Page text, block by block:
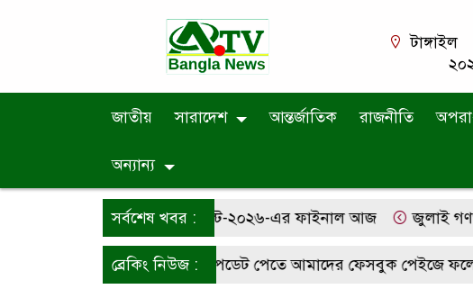
টাঙ্গাইল
জাতীয় সারাদেশ আন্তর্জাতিক রাজনীতি
অন্যান্য
সর্বশেষ খবর :
কস্তুরীপাড়া ফুটবল টুর্নামেন্ট-২০২৬-এর ফাইনাল আজ জুলাই গণঅভ্যুত্থান
ব্রেকিং নিউজ :
সর্বশেষ নিউজের আপডেট পেতে আমাদের ফেসবুক পেইজে ফলো করে